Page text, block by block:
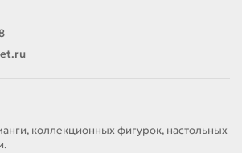
коллекционных фигурок, настольных